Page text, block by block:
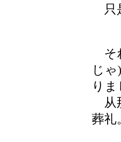
只
そ
じ
りま
从
葬礼